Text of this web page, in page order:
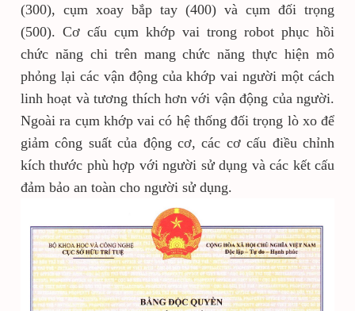
(300), cụm xoay bắp tay (400) và cụm đối trọng
(500). Cơ cấu cụm khớp vai trong robot phục hồi
chức năng chi trên mang chức năng thực hiện mô
phỏng lại các vận động của khớp vai người một cách
linh hoạt và tương thích hơn với vận động của người.
Ngoài ra cụm khớp vai có hệ thống đối trọng lò xo để
giảm công suất của động cơ, các cơ cấu điều chỉnh
kích thước phù hợp với người sử dụng và các kết cấu
đảm bảo an toàn cho người sử dụng.